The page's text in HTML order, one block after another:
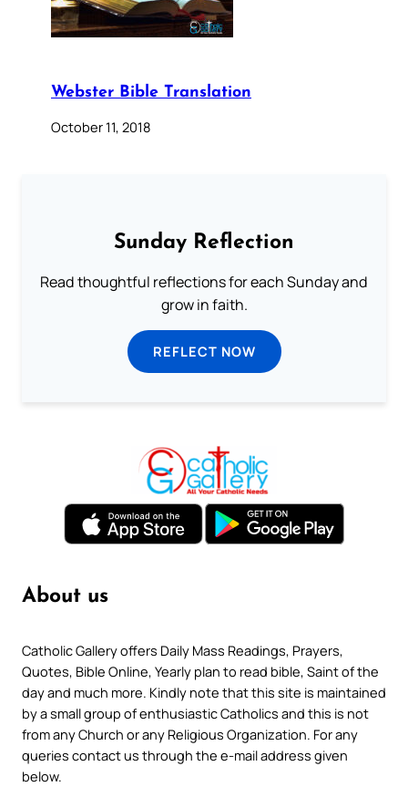
Webster Bible Translation
October 11, 2018
Sunday Reflection
Read thoughtful reflections for each Sunday and
grow in faith.
REFLECT NOW
About us
Catholic Gallery offers Daily Mass Readings, Prayers,
Quotes, Bible Online, Yearly plan to read bible, Saint of the
day and much more. Kindly note that this site is maintained
by a small group of enthusiastic Catholics and this is not
from any Church or any Religious Organization. For any
queries contact us through the e-mail address given
below.